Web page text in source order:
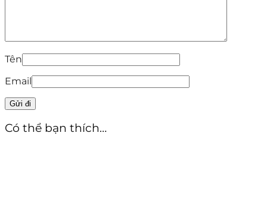
Tên
Email
Có thể bạn thích…